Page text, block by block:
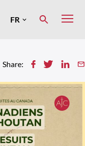
FR MENU
Share: